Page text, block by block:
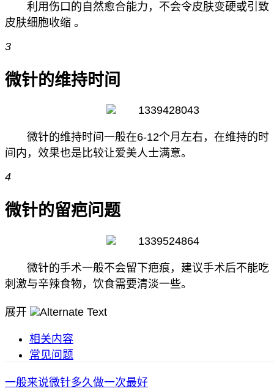
利用伤口的自然愈合能力，不会令皮肤变硬或引致
皮肤细胞收缩 。
3
微针的维持时间
微针的维持时间一般在6-12个月左右，在维持的时
间内，效果也是比较让爱美人士满意。
4
微针的留疤问题
微针的手术一般不会留下疤痕，建议手术后不能吃
刺激与辛辣食物，饮食需要清淡一些。
展开
相关内容
常见问题
一般来说微针多久做一次最好